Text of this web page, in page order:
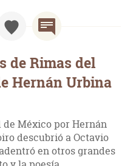
de Rimas del
Hernán Urbina
México por Hernán
descubrió a Octavio
en otros grandes